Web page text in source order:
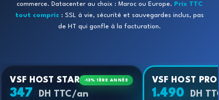
commerce. Datacenter au choix : Maroc ou Europe.
Prix TTC
tout compris : SSL à vie, sécurité et sauvegardes inclus, pas
de HT qui gonfle à la facturation.
-13% 1ÈRE ANNÉE
VSF HOST START
347 DH TTC/an
VSF HOST PRO
1.490 DH